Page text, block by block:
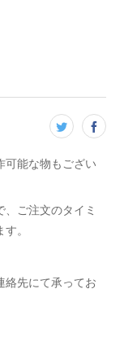
可能な物もござい
、ご注文のタイミ
。
絡先にて承ってお